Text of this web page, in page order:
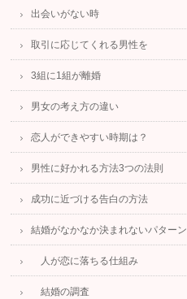
出会いがない時
取引に応じてくれる男性を
3組に1組が離婚
男女の考え方の違い
恋人ができやすい時期は？
男性に好かれる方法3つの法則
成功に近づける告白の方法
結婚がなかなか決まれないパターン
人が恋に落ちる仕組み
結婚の調査